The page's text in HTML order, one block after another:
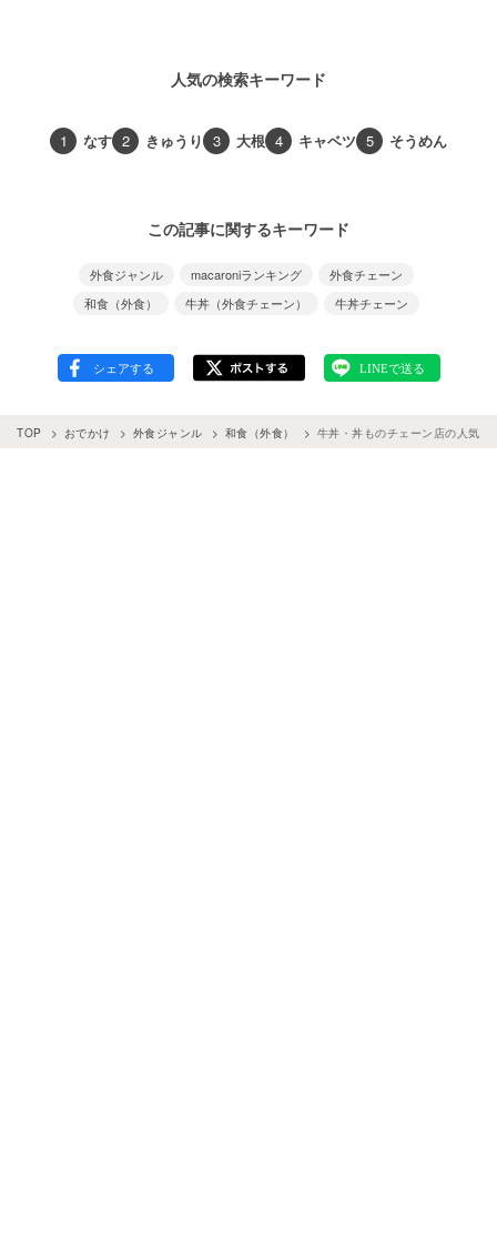
人気の検索キーワード
1 なす 2 きゅうり 3 大根 4 キャベツ 5 そうめん
この記事に関するキーワード
外食ジャンル macaroniランキング
外食チェーン
和食（外食）
牛丼（外食チェーン） 牛丼チェーン
TOP おでかけ 外食ジャンル 和食（外食） 牛丼・丼ものチェーン店の人気